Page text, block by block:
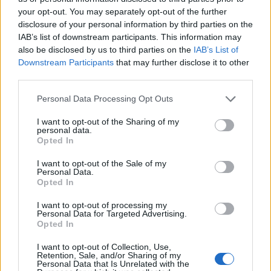
your opt-out. You may separately opt-out of the further
disclosure of your personal information by third parties on the
IAB’s list of downstream participants. This information may
also be disclosed by us to third parties on the IAB’s List of
Downstream Participants that may further disclose it to other
Personal Data Processing Opt Outs
I want to opt-out of the Sharing of my
personal data.
Opted In
I want to opt-out of the Sale of my
Personal Data.
Opted In
I want to opt-out of processing my
Personal Data for Targeted Advertising.
Opted In
I want to opt-out of Collection, Use,
Retention, Sale, and/or Sharing of my
Personal Data that Is Unrelated with the
2026. augusztus 08., szombat
A Tate-testvérek szabadlábra
helyezését kérik ügyvédeik